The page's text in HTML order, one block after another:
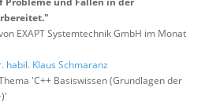
EXAPT Systemtechnik GmbH im Monat
habil. Klaus Schmaranz
'C++ Basiswissen (Grundlagen der